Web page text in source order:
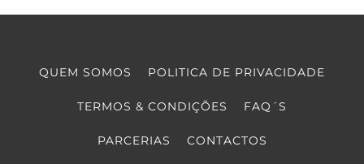
QUEM SOMOS POLITICA DE PRIVACIDADE
TERMOS & CONDIÇÕES FAQ´S
PARCERIAS CONTACTOS